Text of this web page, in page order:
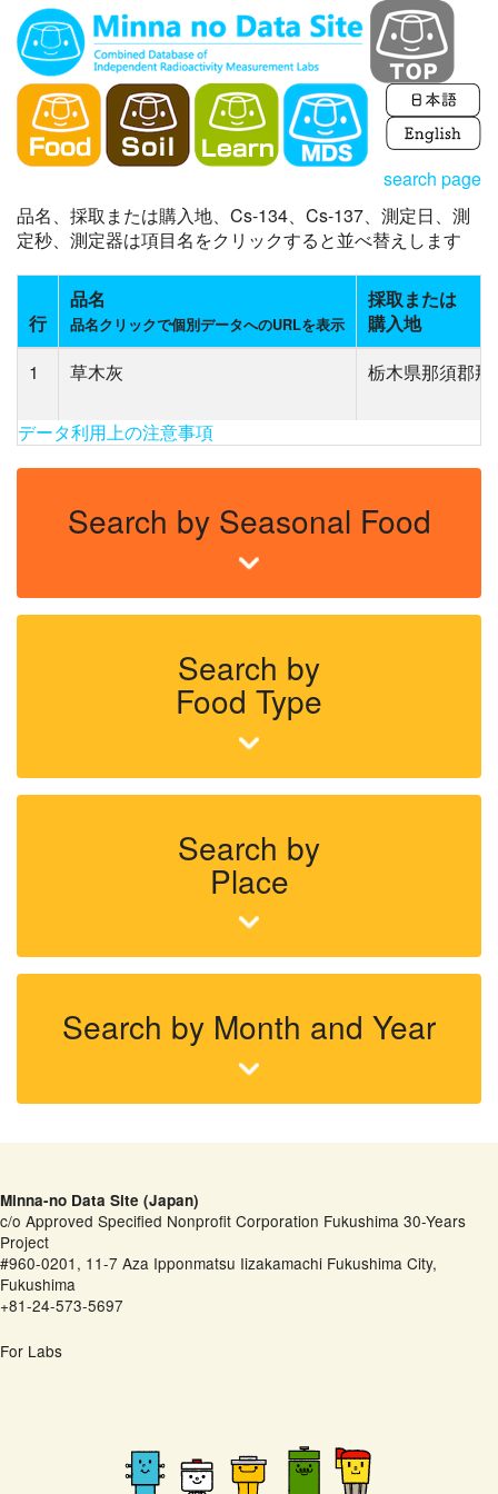
search page
品名、採取または購入地、Cs-134、Cs-137、測定日、測
定秒、測定器は項目名をクリックすると並べ替えします
行
品名
品名クリックで個別データへのURLを表示
採取または
購入地
1
草木灰 栃木県那須郡那
データ利用上の注意事項
Search by Seasonal Food
Search by
Food Type
Search by
Place
Search by Month and Year
Minna-no Data Site (Japan)
c/o Approved Specified Nonprofit Corporation Fukushima 30-Years
Project
#960-0201, 11-7 Aza Ipponmatsu Iizakamachi Fukushima City,
Fukushima
+81-24-573-5697
For Labs